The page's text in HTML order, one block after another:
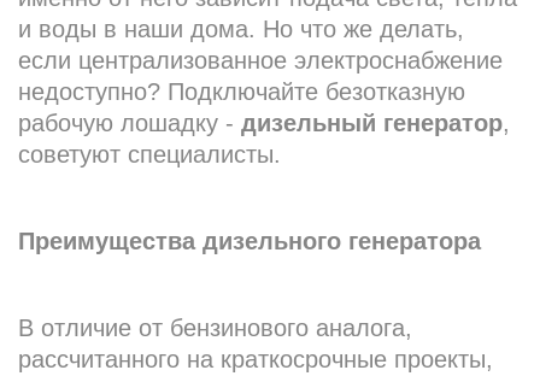
и воды в наши дома. Но что же делать,
если централизованное электроснабжение
недоступно? Подключайте безотказную
рабочую лошадку - дизельный генератор,
советуют специалисты.
Преимущества дизельного генератора
В отличие от бензинового аналога,
рассчитанного на краткосрочные проекты,